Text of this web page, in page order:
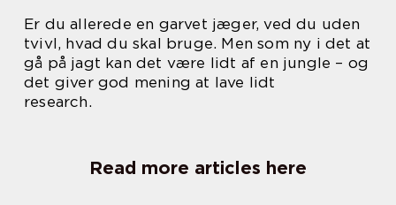
Er du allerede en garvet jæger, ved du uden
tvivl, hvad du skal bruge. Men som ny i det at
gå på jagt kan det være lidt af en jungle – og
det giver god mening at lave lidt
research.
Read more articles here